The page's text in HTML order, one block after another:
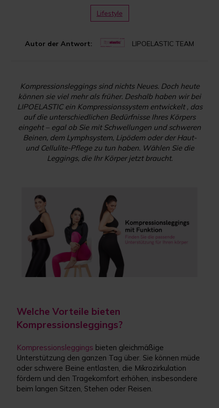
Autor der Antwort: LIPOELASTIC TEAM
Lifestyle
Kompressionsleggings sind nichts Neues. Doch heute
können sie viel mehr als früher. Deshalb haben wir bei
LIPOELASTIC ein Kompressionssystem entwickelt , das
auf die unterschiedlichen Bedürfnisse Ihres Körpers
eingeht – egal ob Sie mit Schwellungen und schweren
Beinen, dem Lymphsystem, Lipödem oder der Haut-
und Cellulite-Pflege zu tun haben. Wählen Sie die
Leggings, die Ihr Körper jetzt braucht.
Welche Vorteile bieten
Kompressionsleggings?
Kompressionsleggings bieten gleichmäßige
Unterstützung den ganzen Tag über. Sie können müde
oder schwere Beine entlasten, die Mikrozirkulation
fördern und den Tragekomfort erhöhen, insbesondere
beim langen Sitzen, Stehen oder Reisen.